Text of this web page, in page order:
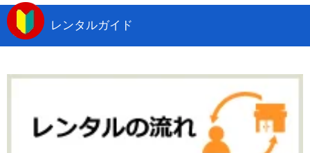
レンタルガイド